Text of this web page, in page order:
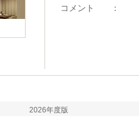
コメント ：
2026年度版